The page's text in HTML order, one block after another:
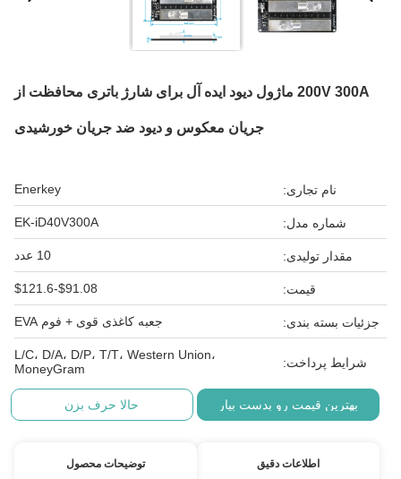
200V 300A ماژول دیود ایده آل برای شارژ باتری محافظت از
جریان معکوس و دیود ضد جریان خورشیدی
نام تجاری: Enerkey
شماره مدل: EK-iD40V300A
مقدار تولیدی: 10 عدد
قیمت: $91.08-$121.6
جزئیات بسته بندی: جعبه کاغذی قوی + فوم EVA
شرایط پرداخت:
L/C، D/A، D/P، T/T، Western Union،
MoneyGram
بهترین قیمت رو بدست بیار حالا حرف بزن
اطلاعات دقیق توضیحات محصول